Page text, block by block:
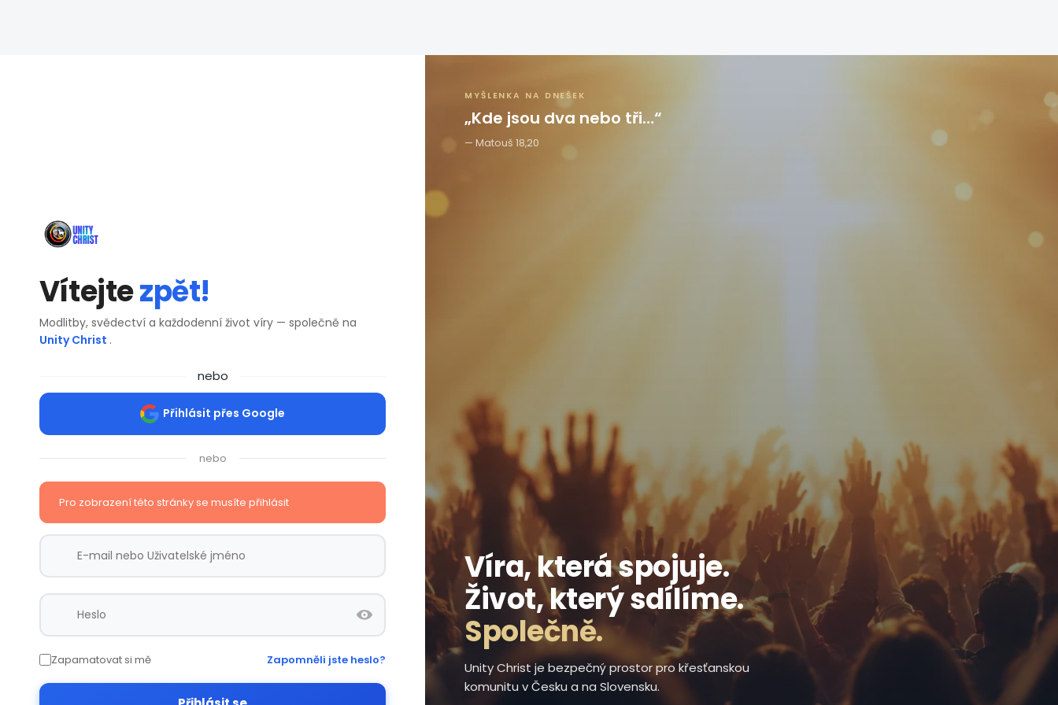
Vítejtezpět!
Modlitby, svědectví a každodenní život víry — společně na
Unity Christ .
nebo
Přihlásit přes Google
nebo
Pro zobrazení této stránky se musíte přihlásit
Zapamatovat si mě Zapomněli jste heslo?
Víra, která spojuje.
Život, který sdílíme.
Společně.
Unity Christ je bezpečný prostor pro křesťanskou
komunitu v Česku a na Slovensku.
MYŠLENKA NA DNEŠEK
„Kde jsou dva nebo tři…“
Matouš 18,20